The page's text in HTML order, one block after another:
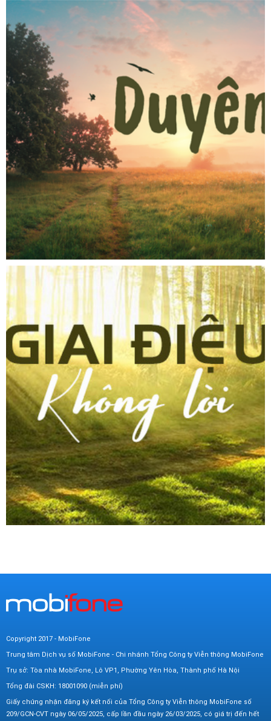
Copyright 2017 - MobiFone
Trung tâm Dịch vụ số MobiFone - Chi nhánh Tổng Công ty Viễn thông MobiFone
Trụ sở: Tòa nhà MobiFone, Lô VP1, Phường Yên Hòa, Thành phố Hà Nội
Tổng đài CSKH: 18001090 (miễn phí)
Giấy chứng nhận đăng ký kết nối của Tổng Công ty Viễn thông MobiFone số
209/GCN-CVT ngày 06/05/2025, cấp lần đầu ngày 26/03/2025, có giá trị đến hết